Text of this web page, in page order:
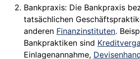
Bankpraxis: Die Bankpraxis
tatsächlichen
anderen Finanzinstituten.
Bankpraktiken sind
Einlagenannahme,